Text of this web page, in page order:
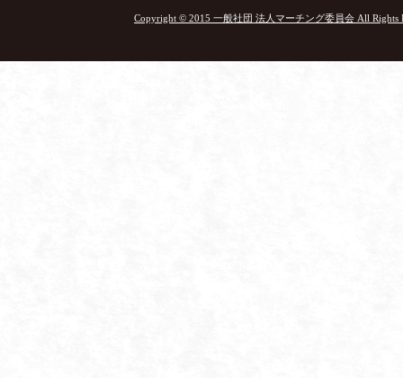
Copyright © 2015 一般社団 法人マーチング委員会 All Rights